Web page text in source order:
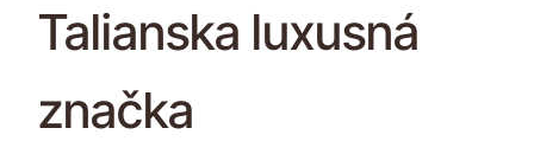
Talianska luxusná
značka